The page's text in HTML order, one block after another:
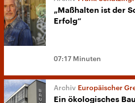
„Maßhalten ist der
Erfolg“
07:17 Minuten
Europäischer
Ein ökologisches